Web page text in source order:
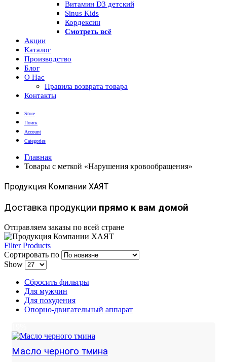
Витамин D3 детский
Sinus Kids
Кордексин
Смотреть всё
Акции
Каталог
Производство
Блог
О Нас
Правила возврата товара
Контакты
Store
Поиск
Account
Categories
Главная
Товары с меткой «Нарушения кровообращения»
Продукция Компании ХАЯТ
Доставка продукции прямо к вам домой
Отправляем заказы по всей стране
Filter Products
Сортировать по
Show
Сбросить фильтры
Для мужчин
Для похудения
Опорно-двигательный аппарат
Масло черного тмина